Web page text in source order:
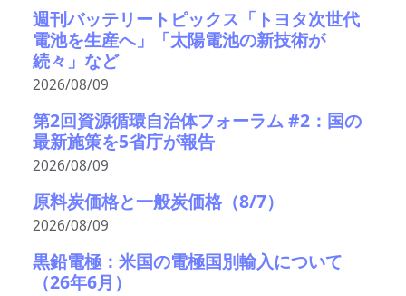
週刊バッテリートピックス「トヨタ次世代
電池を生産へ」「太陽電池の新技術が
続々」など
2026/08/09
第2回資源循環自治体フォーラム #2：国の
最新施策を5省庁が報告
2026/08/09
原料炭価格と一般炭価格（8/7）
2026/08/09
黒鉛電極：米国の電極国別輸入について
（26年6月）